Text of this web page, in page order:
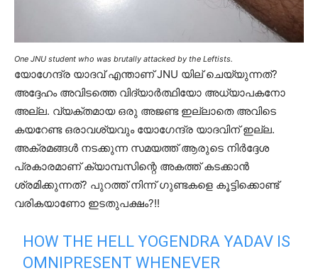
One JNU student who was brutally attacked by the Leftists.
യോഗേന്ദ്ര യാദവ് എന്താണ് JNU യില് ചെയ്യുന്നത്?
അദ്ദേഹം അവിടത്തെ വിദ്യാർത്ഥിയോ അധ്യാപകനോ
അല്ല. വ്യക്തമായ ഒരു അജണ്ട ഇല്ലാതെ അവിടെ
കയറേണ്ട ഒരാവശ്യവും യോഗേന്ദ്ര യാദവിന് ഇല്ല.
അക്രമങ്ങൾ നടക്കുന്ന സമയത്ത് ആരുടെ നിർദ്ദേശ
പ്രകാരമാണ് ക്യാമ്പസിന്റെ അകത്ത് കടക്കാൻ
ശ്രമിക്കുന്നത്? പുറത്ത് നിന്ന് ഗുണ്ടകളെ കൂട്ടിക്കൊണ്ട്
വരികയാണോ ഇടതുപക്ഷം?!!
HOW THE HELL YOGENDRA YADAV IS
OMNIPRESENT WHENEVER